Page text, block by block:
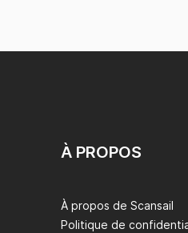
À PROPOS
À propos de Scansail
Politique de